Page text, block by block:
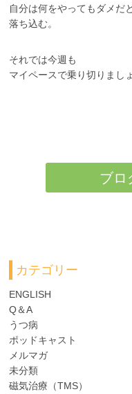
自分は何をやってもダメだと
落ち込む。
それでは今週も
マイペースで乗り切りまし
ブロ
カテゴリー
ENGLISH
Q＆A
うつ病
ポッドキャスト
メルマガ
未分類
磁気治療（TMS）